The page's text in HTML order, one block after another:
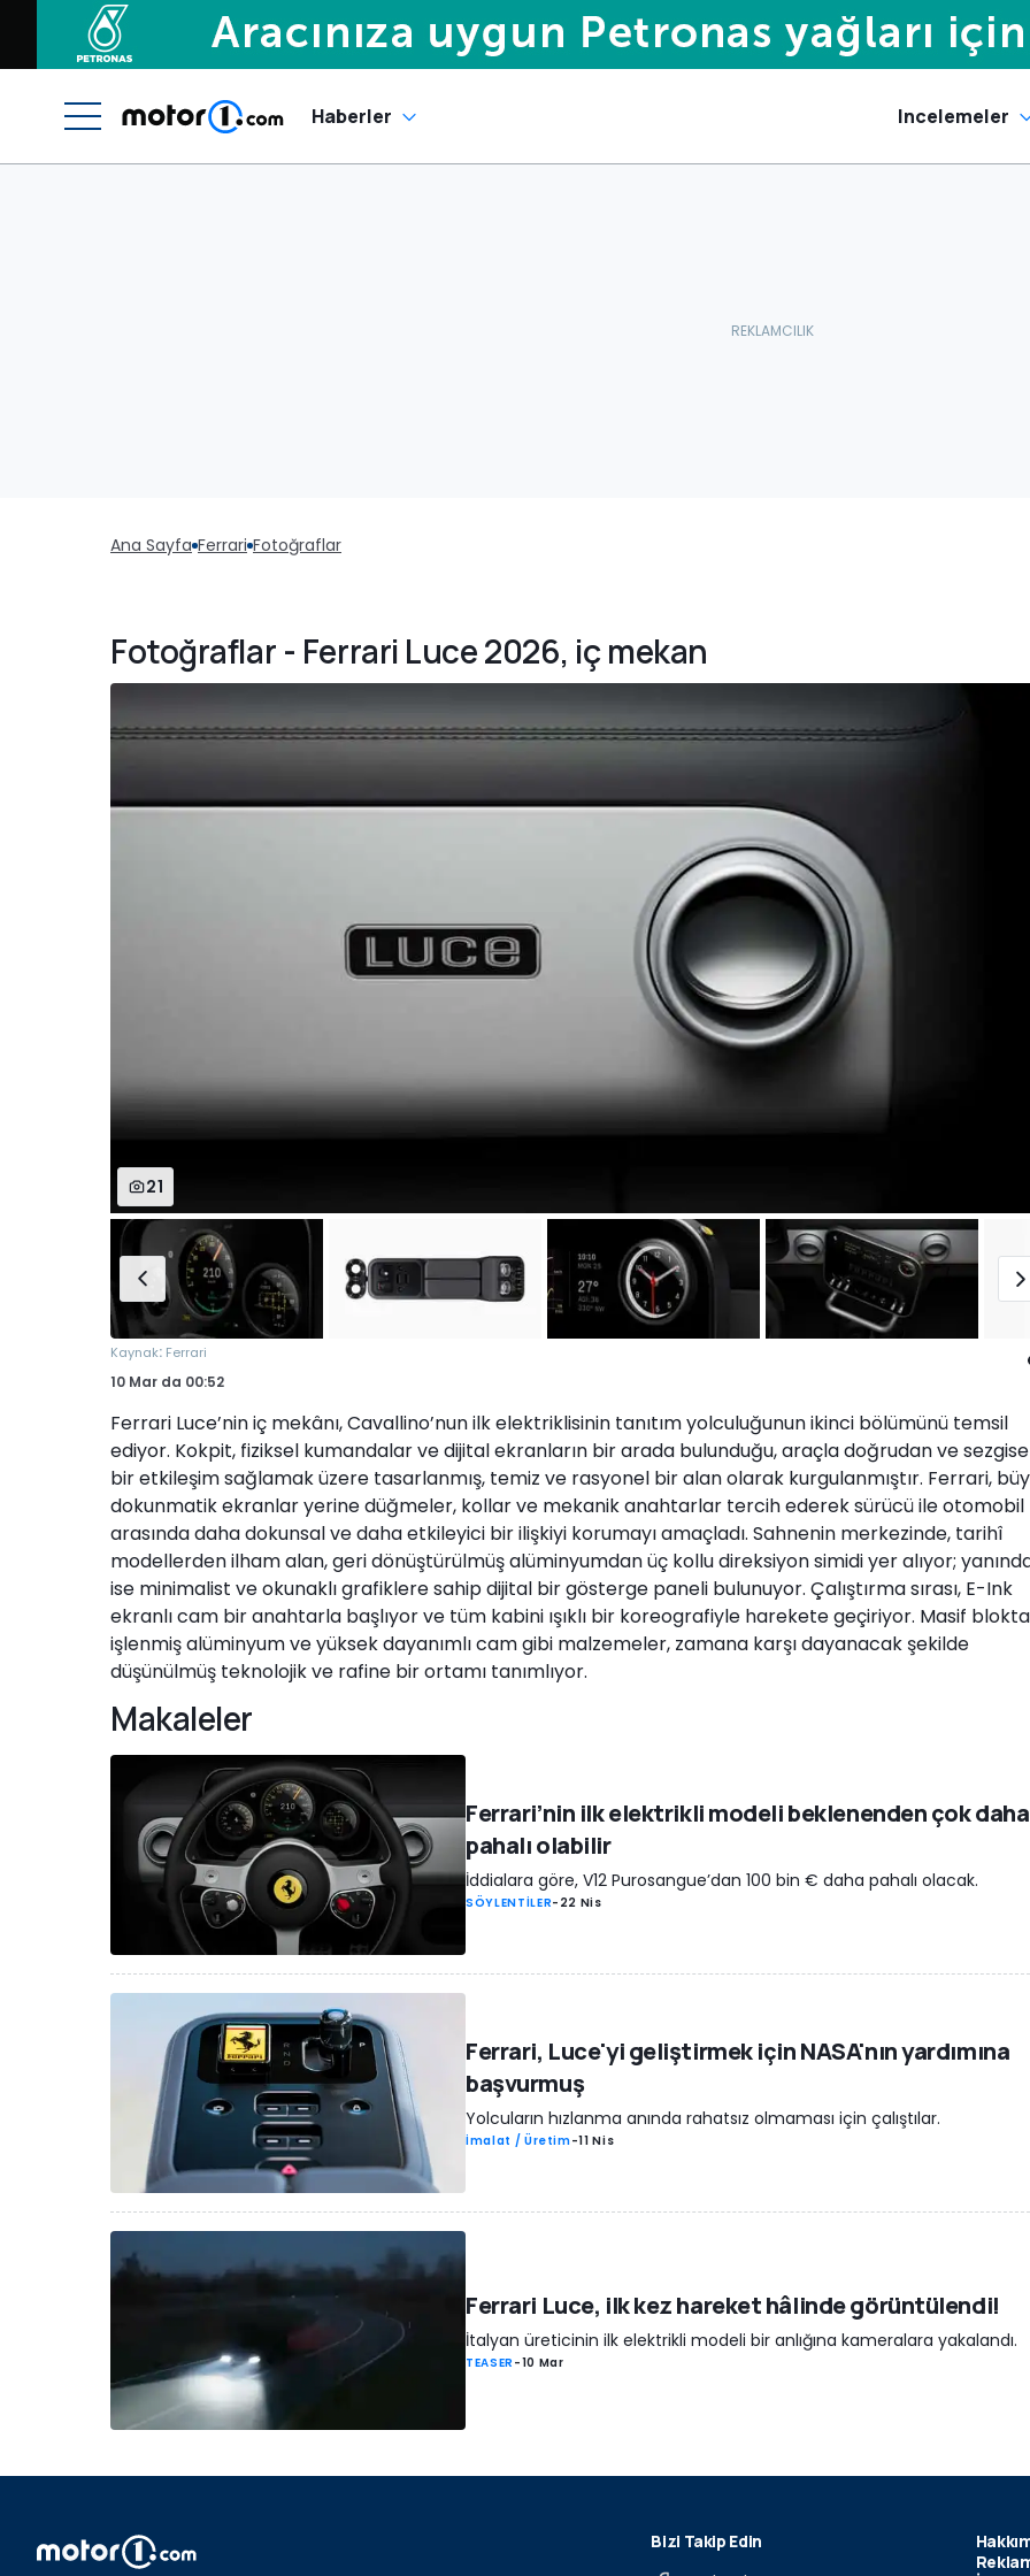
Haberler Incelemeler
Ana Sayfa Ferrari Fotoğraflar
Fotoğraflar - Ferrari Luce 2026, iç mekan
21
Kaynak: Ferrari
10 Mar da 00:52
Ferrari Luce’nin iç mekânı, Cavallino’nun ilk elektriklisinin tanıtım yolculuğunun ikinci bölümünü temsil
ediyor. Kokpit, fiziksel kumandalar ve dijital ekranların bir arada bulunduğu, araçla doğrudan ve
bir etkileşim sağlamak üzere tasarlanmış, temiz ve rasyonel bir alan olarak kurgulanmıştır. Ferrari,
dokunmatik ekranlar yerine düğmeler, kollar ve mekanik anahtarlar tercih ederek sürücü ile otomobil
arasında daha dokunsal ve daha etkileyici bir ilişkiyi korumayı amaçladı. Sahnenin merkezinde, tarihî
modellerden ilham alan, geri dönüştürülmüş alüminyumdan üç kollu direksiyon simidi yer alıyor;
ise minimalist ve okunaklı grafiklere sahip dijital bir gösterge paneli bulunuyor. Çalıştırma sırası, E-Ink
ekranlı cam bir anahtarla başlıyor ve tüm kabini ışıklı bir koreografiyle harekete geçiriyor. Masif
işlenmiş alüminyum ve yüksek dayanımlı cam gibi malzemeler, zamana karşı dayanacak şekilde
düşünülmüş teknolojik ve rafine bir ortamı tanımlıyor.
Makaleler
Ferrari’nin ilk elektrikli modeli beklenenden çok daha
pahalı olabilir
İddialara göre, V12 Purosangue’dan 100 bin € daha pahalı olacak.
SÖYLENTİLER- 22 Nis
Ferrari, Luce'yi geliştirmek için NASA'nın yardımına
başvurmuş
Yolcuların hızlanma anında rahatsız olmaması için çalıştılar.
İmalat / Üretim-11 Nis
Ferrari Luce, ilk kez hareket hâlinde görüntülendi!
İtalyan üreticinin ilk elektrikli modeli bir anlığına kameralara yakalandı.
TEASER -10 Mar
Bizi Takip Edin